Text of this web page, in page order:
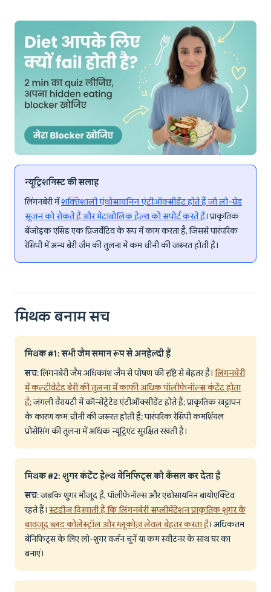
न्यूट्रिशनिस्ट की सलाह
लिंगनबेरी मेंशक्तिशाली एंथोसायनिन एंटीऑक्सीडेंट होते हैं जो लो-ग्रेड
सूजन को रोकते हैं और मेटाबोलिक हेल्थ को सपोर्ट करते हैं। प्राकृतिक
बेंजोइक एसिड एक प्रिजर्वेटिव के रूप में काम करता है, जिससे पारंपरिक
रेसिपी में अन्य बेरी जैम की तुलना में कम चीनी की जरूरत होती है।
मिथक बनाम सच
मिथक #1: सभी जैम समान रूप से अनहेल्दी हैं
सच: लिंगनबेरी जैम अधिकांश जैम से पोषण की दृष्टि से बेहतर है। लिंगनबेरी
में कल्टीवेटेड बेरी की तुलना में काफी अधिक पॉलीफेनॉल्स कंटेंट होता
है; जंगली वैरायटी में कॉन्सेंट्रेटेड एंटीऑक्सीडेंट होते हैं; प्राकृतिक खट्टापन
के कारण कम चीनी की जरूरत होती है; पारंपरिक रेसिपी कमर्शियल
प्रोसेसिंग की तुलना में अधिक न्यूट्रिएंट सुरक्षित रखती हैं।
मिथक #2: शुगर कंटेंट हेल्थ बेनिफिट्स को कैंसल कर देता है
सच: जबकि शुगर मौजूद है, पॉलीफेनॉल्स और एंथोसायनिन बायोएक्टिव
रहते हैं। स्टडीज दिखाती हैं कि लिंगनबेरी सप्लीमेंटेशन प्राकृतिक शुगर के
बावजूद ब्लड कोलेस्ट्रॉल और ग्लूकोज़ लेवल बेहतर करता है। अधिकतम
बेनिफिट्स के लिए लो-शुगर वर्जन चुनें या कम स्वीटनर के साथ घर का
बनाएं।